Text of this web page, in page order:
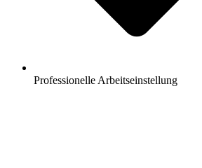
Professionelle Arbeitseinstellung